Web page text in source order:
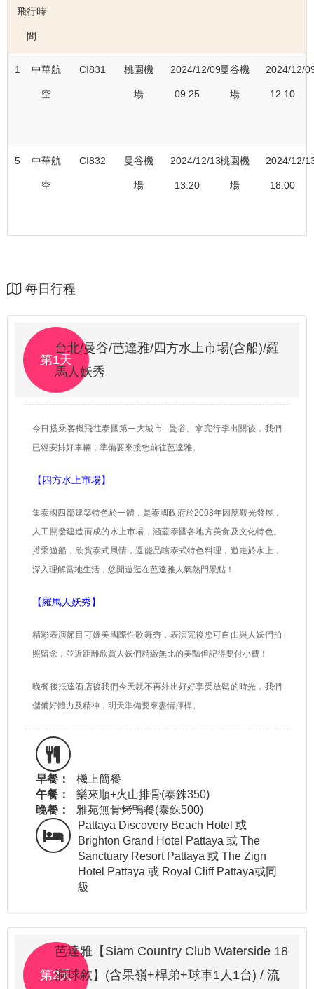
飛行時
間
1 中華航
空
CI831 桃園機
場
2024/12/09
09:25
曼谷機
場
2024/12/
12:10
5 中華航
空
CI832 曼谷機
場
2024/12/13
13:20
桃園機
場
2024/12/
18:00
每日行程
第1天
台北/曼谷/芭達雅/四方水上市場(含船)/羅
馬人妖秀
今日搭乘客機飛往泰國第一大城市─曼谷。拿完行李出關後，我們
已經安排好車輛，準備要來接您前往芭達雅。
【四方水上市場】
集泰國四部建築特色於一體，是泰國政府於2008年因應觀光發展，
人工開發建造而成的水上市場，涵蓋泰國各地方美食及文化特色。
搭乘遊船，欣賞泰式風情，還能品嚐泰式特色料理，遊走於水上，
深入理解當地生活，悠閒遊逛在芭達雅人氣熱門景點！
【羅馬人妖秀】
精彩表演節目可媲美國際性歌舞秀，表演完後您可自由與人妖們拍
照留念，並近距離欣賞人妖們精緻無比的美豔但記得要付小費！
晚餐後抵達酒店後我們今天就不再外出好好享受放鬆的時光，我們
儲備好體力及精神，明天準備要來盡情揮桿。
早餐：
機上簡餐
午餐：
樂來順+火山排骨(泰銖350)
晚餐：
雅苑無骨烤鴨餐(泰銖500)
Pattaya Discovery Beach Hotel 或
Brighton Grand Hotel Pattaya 或 The
Sanctuary Resort Pattaya 或 The Zign
Hotel Pattaya 或 Royal Cliff Pattaya或同
級
第2天
芭達雅【Siam Country Club Waterside 18
洞球敘】(含果嶺+桿弟+球車1人1台) / 流